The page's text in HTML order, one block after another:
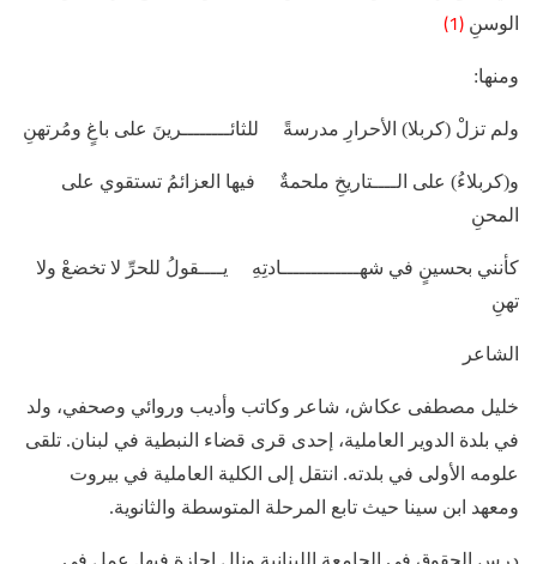
الوسنِ (1)
ومنها:
ولم تزلْ (كربلا) الأحرارِ مدرسةً للثائــــــــرينَ على باغٍ ومُرتهنِ
و(كربلاءُ) على الــــتاريخِ ملحمةٌ فيها العزائمُ تستقوي على
المحنِ
كأنني بحسينٍ في شهـــــــــــــادتِهِ يــــقولُ للحرِّ لا تخضعْ ولا
تهنِ
الشاعر
خليل مصطفى عكاش، شاعر وكاتب وأديب وروائي وصحفي، ولد
في بلدة الدوير العاملية، إحدى قرى قضاء النبطية في لبنان. تلقى
علومه الأولى في بلدته. انتقل إلى الكلية العاملية في بيروت
ومعهد ابن سينا حيث تابع المرحلة المتوسطة والثانوية.
درس الحقوق في الجامعة اللبنانية ونال إجازة فيها. عمل في